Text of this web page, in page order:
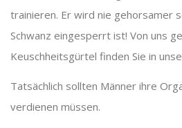
trainieren. Er wird nie gehorsamer
Schwanz eingesperrt ist! Von uns
Keuschheitsgürtel finden Sie in
Tatsächlich sollten Männer ihre
verdienen müssen.